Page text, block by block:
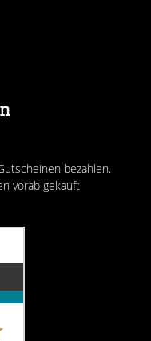
bezahlen.
vorab gekauft